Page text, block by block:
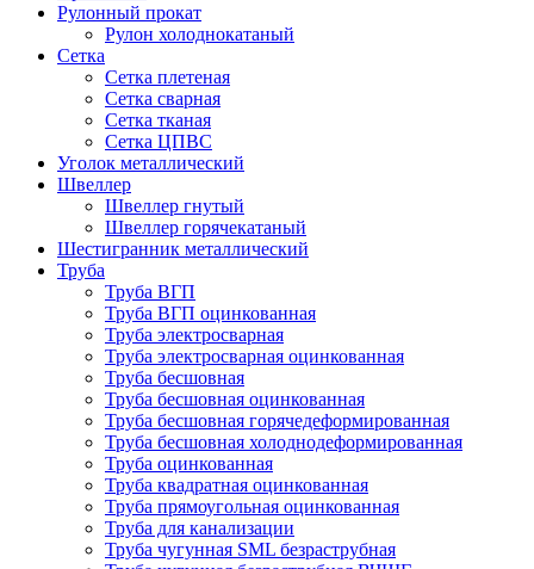
Рулонный прокат
Рулон холоднокатаный
Сетка
Сетка плетеная
Сетка сварная
Сетка тканая
Сетка ЦПВС
Уголок металлический
Швеллер
Швеллер гнутый
Швеллер горячекатаный
Шестигранник металлический
Труба
Труба ВГП
Труба ВГП оцинкованная
Труба электросварная
Труба электросварная оцинкованная
Труба бесшовная
Труба бесшовная оцинкованная
Труба бесшовная горячедеформированная
Труба бесшовная холоднодеформированная
Труба оцинкованная
Труба квадратная оцинкованная
Труба прямоугольная оцинкованная
Труба для канализации
Труба чугунная SML безраструбная